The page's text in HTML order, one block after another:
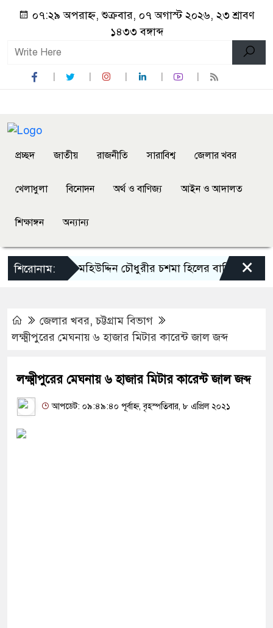
০৭:২৯ অপরাহ্ন, শুক্রবার, ০৭ অগাস্ট ২০২৬, ২৩ শ্রাবণ
১৪৩৩ বঙ্গাব্দ
প্রচ্ছদ জাতীয় রাজনীতি সারাবিশ্ব জেলার খবর
খেলাধুলা বিনোদন অর্থ ও বাণিজ্য আইন ও আদালত
শিক্ষাঙ্গন অন্যান্য
শিরোনাম:
মেয়র প্রয়াত মহিউদ্দিন চৌধুরীর চশমা হিলের বাড়িতে আগুন
×
জেলার খবর,চট্টগ্রাম বিভাগ
লক্ষ্মীপুরের মেঘনায় ৬ হাজার মিটার কারেন্ট জাল জব্দ
লক্ষ্মীপুরের মেঘনায় ৬ হাজার মিটার কারেন্ট জাল জব্দ
আপডেট: ০৯:৪৯:৪০ পূর্বাহ্ন, বৃহস্পতিবার, ৮ এপ্রিল ২০২১